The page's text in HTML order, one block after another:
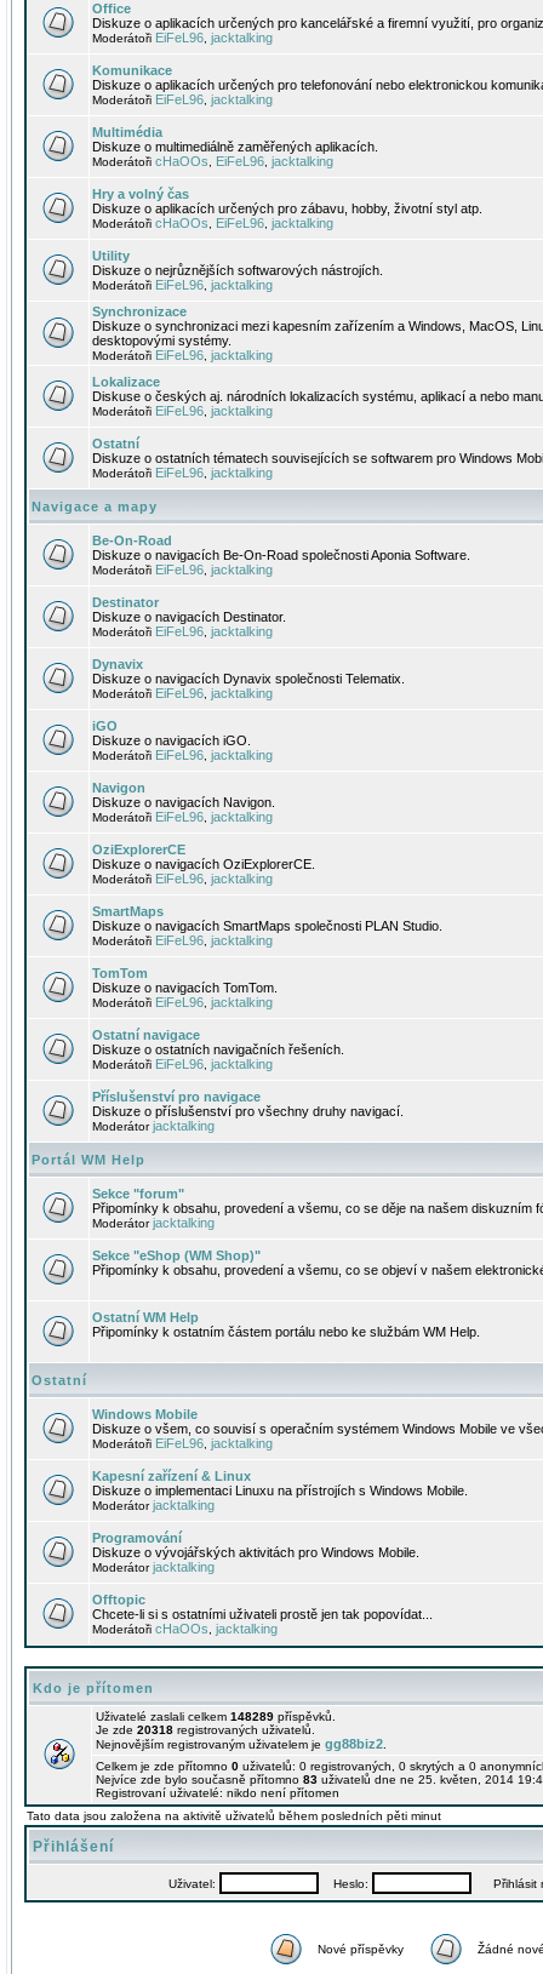
Office
Diskuze o aplikacích určených pro kancelářské a firemní využití, pro
Moderátoři EiFeL96 jacktalking
Komunikace
Diskuze o aplikacích určených pro telefonování nebo elektronickou
Moderátoři EiFeL96 jacktalking
Multimédia
Diskuze o multimediálně zaměřených aplikacích.
Moderátoři cHaOOs EiFeL96 jacktalking
Hry a volný čas
Diskuze o aplikacích určených pro zábavu, hobby, životní styl atp.
Moderátoři cHaOOs EiFeL96 jacktalking
Utility
Diskuze o nejrůznějších softwarových nástrojích.
Moderátoři EiFeL96 jacktalking
Synchronizace
Diskuze o synchronizaci mezi kapesním zařízením a Windows, MacOS,
desktopovými systémy.
Moderátoři EiFeL96 jacktalking
Lokalizace
Diskuse o českých aj. národních lokalizacích systému, aplikací a nebo
Moderátoři EiFeL96 jacktalking
Ostatní
Diskuze o ostatních tématech souvisejících se softwarem pro Windows
Moderátoři EiFeL96 jacktalking
Navigace a mapy
Be-On-Road
Diskuze o navigacích Be-On-Road společnosti Aponia Software.
Moderátoři EiFeL96 jacktalking
Destinator
Diskuze o navigacích Destinator.
Moderátoři EiFeL96 jacktalking
Dynavix
Diskuze o navigacích Dynavix společnosti Telematix.
Moderátoři EiFeL96 jacktalking
iGO
Diskuze o navigacích iGO.
Moderátoři EiFeL96 jacktalking
Navigon
Diskuze o navigacích Navigon.
Moderátoři EiFeL96 jacktalking
OziExplorerCE
Diskuze o navigacích OziExplorerCE.
Moderátoři EiFeL96 jacktalking
SmartMaps
Diskuze o navigacích SmartMaps společnosti PLAN Studio.
Moderátoři EiFeL96 jacktalking
TomTom
Diskuze o navigacích TomTom.
Moderátoři EiFeL96 jacktalking
Ostatní navigace
Diskuze o ostatních navigačních řešeních.
Moderátoři EiFeL96 jacktalking
Příslušenství pro navigace
Diskuze o příslušenství pro všechny druhy navigací.
Moderátorjacktalking
Portál WM Help
Sekce "forum"
Připomínky k obsahu, provedení a všemu, co se děje na našem diskuzním
Moderátorjacktalking
Sekce "eShop (WM Shop)"
Připomínky k obsahu, provedení a všemu, co se objeví v našem
Ostatní WM Help
Připomínky k ostatním částem portálu nebo ke službám WM Help.
Ostatní
Windows Mobile
Diskuze o všem, co souvisí s operačním systémem Windows Mobile ve
Moderátoři EiFeL96 jacktalking
Kapesní zařízení & Linux
Diskuze o implementaci Linuxu na přístrojích s Windows Mobile.
Moderátorjacktalking
Programování
Diskuze o vývojářských aktivitách pro Windows Mobile.
Moderátorjacktalking
Offtopic
Chcete-li si s ostatními uživateli prostě jen tak popovídat...
Moderátoři cHaOOs jacktalking
Kdo je přítomen
Uživatelé zaslali celkem 148289 příspěvků.
Je zde 20318 registrovaných uživatelů.
Nejnovějším registrovaným uživatelem je gg88biz2
Celkem je zde přítomno 0 uživatelů: 0 registrovaných, 0 skrytých a 0
Nejvíce zde bylo současně přítomno 83 uživatelů dne ne 25. květen, 2014
Registrovaní uživatelé: nikdo není přítomen
Tato data jsou založena na aktivitě uživatelů během posledních pěti minut
Přihlášení
Uživatel: Heslo: Přihlásit
Nové příspěvky Žádné